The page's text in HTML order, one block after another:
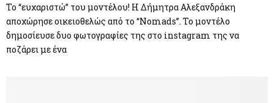
Το “ευχαριστώ” του μοντέλου! Η Δήμητρα Αλεξανδράκη
αποχώρησε οικειοθελώς από το “Νomads”. Το μοντέλο
δημοσίευσε δυο φωτογραφίες της στο instagram της να
ποζάρει με ένα